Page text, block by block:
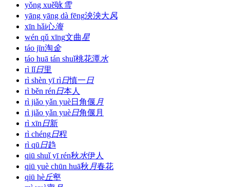
yǒng xuě咏 雪
yāng yāng dà fēng泱泱大风
xīn hǎi心海
wén qǔ xīng文曲星
táo jīn淘金
táo huā tán shuǐ桃花潭水
rì lǐ日里
rì shèn yī rì日慎一日
rì běn rén日本人
rì jiǎo yǎn yuè日角偃月
rì jiǎo yǎn yuè日角偃月
rì xīn日新
rì chéng日程
rì qū日趋
qiū shuǐ yī rén秋水伊人
qiū yuè chūn huā秋 月春花
qiū hè丘壑